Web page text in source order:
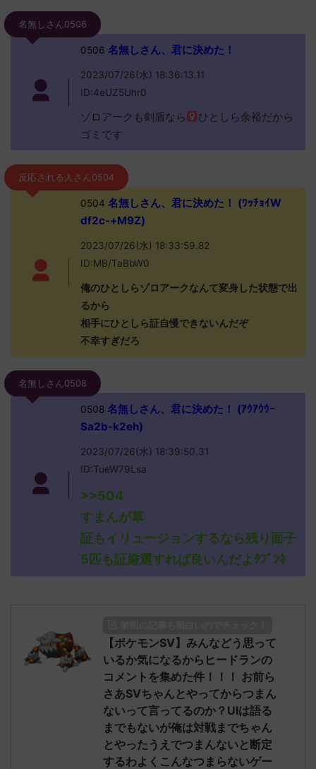
名無しさん0506
0506 名無しさん、君に決めた！
2023/07/26(水) 18:36:13.11
ID:4eUZ5Uhr0
ゾロアークも剣盾なら
ひとしら余裕だから
ゴミです
反応される人さん0504
0504 名無しさん、君に決めた！ (ﾜｯﾁｮｲW
df2c-+M9Z)
2023/07/26(水) 18:33:59.82
ID:MB/TaBbW0
俺のひとしらゾロアークなんて変身した状態で出
るから
相手にひとしら証自慢できないんだぞ
不幸すぎだろ
名無しさん0508
0508名無しさん、君に決めた！ (ｱｳｱｳｳｰ
Sa2b-k2eh)
2023/07/26(水) 18:39:50.31
ID:TueW79Lsa
>>504
すまんが草
証もイリュージョンするなら残り面子
5匹も証厳選すれば良いんだよﾀﾌﾞﾝﾈ
【ポケモンSV】みんなどう思って
いるか気になるからヒードランの
コメントを集めた件！！！ お前ら
さあSVちゃんとやってからつまん
ないって言ってるのか？UIは語る
までもないが俺は対戦までちゃん
とやったうえでつまんないと断定
するわよくこんなつまらないゲー